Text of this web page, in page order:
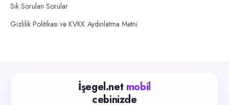
Sık Sorulan Sorular
Gizlilik Politikası ve KVKK Aydınlatma Metni
İşegel.net mobil
cebinizde